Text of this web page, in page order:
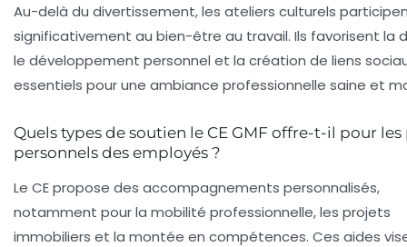
Au-delà du divertissement, les ateliers culturels
significativement au bien-être au travail. Ils favorisent la
le développement personnel et la création de liens
essentiels pour une ambiance professionnelle saine et
Quels types de soutien le CE GMF offre-t-il pour
personnels des employés ?
Le CE propose des accompagnements personnalisés,
notamment pour la mobilité professionnelle, les projets
immobiliers et la montée en compétences. Ces aides